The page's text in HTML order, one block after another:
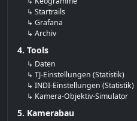
↳ Startrails
↳ Grafana
↳ Archiv
4. Tools
↳ Daten
↳ TJ-Einstellungen (Statistik)
↳ INDI-Einstellungen (Statistik)
↳ Kamera-Objektiv-Simulator
5. Kamerabau